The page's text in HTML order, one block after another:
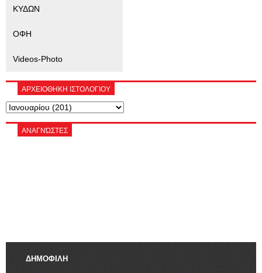
ΚΥΔΩΝ
ΟΦΗ
Videos-Photo
ΑΡΧΕΙΟΘΗΚΗ ΙΣΤΟΛΟΓΙΟΥ
ΑΝΑΓΝΏΣΤΕΣ
ΔΗΜΟΦΙΛΗ